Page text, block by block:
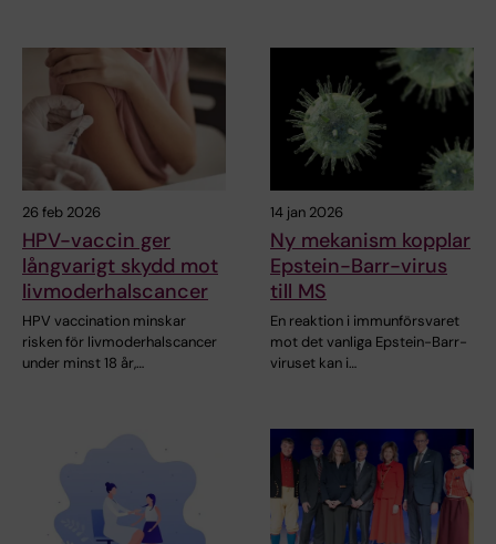
26 feb 2026
HPV-vaccin ger
långvarigt skydd mot
livmoderhalscancer
HPV vaccination minskar
risken för livmoderhalscancer
under minst 18 år,…
14 jan 2026
Ny mekanism kopplar
Epstein-Barr-virus
till MS
En reaktion i immunförsvaret
mot det vanliga Epstein-Barr-
viruset kan i…